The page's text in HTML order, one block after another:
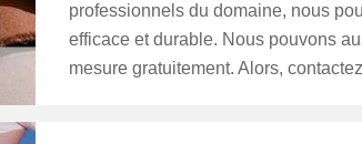
professionnels du domaine, nous
efficace et durable. Nous pouvons
mesure gratuitement. Alors,